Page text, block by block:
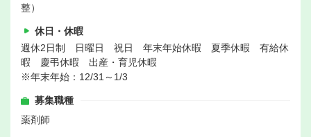
整）
休日・休暇
週休2日制 日曜日 祝日 年末年始休暇 夏季休暇 有給休
暇 慶弔休暇 出産・育児休暇
※年末年始：12/31～1/3
募集職種
薬剤師